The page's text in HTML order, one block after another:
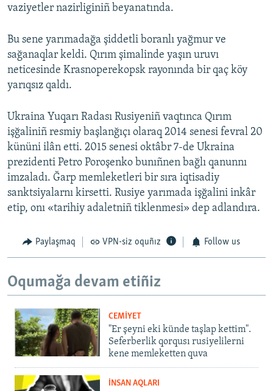
vaziyetler nazirliginiñ beyanatında.
Bu sene yarımadağa şiddetli boranlı yağmur ve
sağanaqlar keldi. Qırım şimalinde yaşın uruvı
neticesinde Krasnoperekopsk rayonında bir qaç köy
yarıqsız qaldı.
Ukraina Yuqarı Radası Rusiyeniñ vaqtınca Qırım
işğaliniñ resmiy başlanğıçı olaraq 2014 senesi fevral 20
kününi ilân etti. 2015 senesi oktâbr 7-de Ukraina
prezidenti Petro Poroşenko bunıñnen bağlı qanunnı
imzaladı. Ğarp memleketleri bir sıra iqtisadiy
sanktsiyalarnı kirsetti. Rusiye yarımada işğalini inkâr
etip, onı «tarihiy adaletniñ tiklenmesi» dep adlandıra.
Paylaşmaq VPN-siz oquñız Follow us
Oqumağa devam etiñiz
CEMİYET
"Er şeyni eki künde taşlap kettim".
Seferberlik qorqusı rusiyelilerni
kene memleketten quva
İNSAN AQLARI